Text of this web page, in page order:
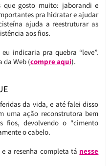
que gosto muito: jaborandi e
pra hidratar e ajudar
ajuda a reestruturar as
aos fios.
indicaria pra quebra “leve”.
da Web (compre aqui).
da vida, e até falei disso
uma ação reconstrutora bem
fios, devolvendo o “cimento
o cabelo.
e a resenha completa tá nesse